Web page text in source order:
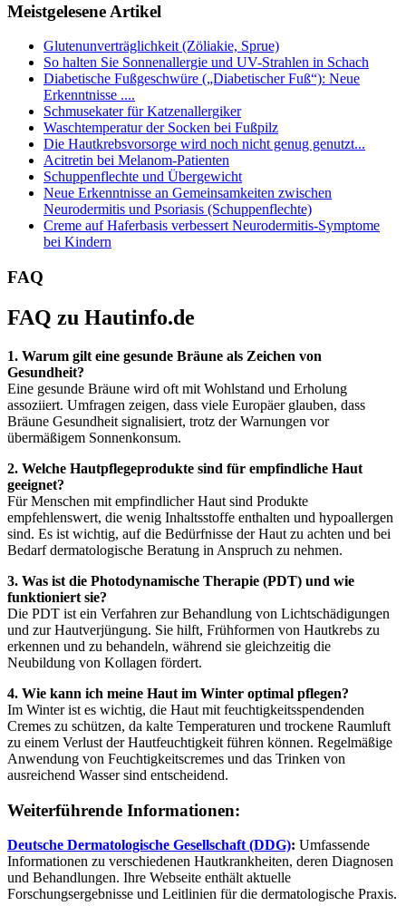
Meistgelesene Artikel
Glutenunverträglichkeit (Zöliakie, Sprue)
So halten Sie Sonnenallergie und UV-Strahlen in Schach
Diabetische Fußgeschwüre („Diabetischer Fuß“): Neue
Erkenntnisse ....
Schmusekater für Katzenallergiker
Waschtemperatur der Socken bei Fußpilz
Die Hautkrebsvorsorge wird noch nicht genug genutzt...
Acitretin bei Melanom-Patienten
Schuppenflechte und Übergewicht
Neue Erkenntnisse an Gemeinsamkeiten zwischen
Neurodermitis und Psoriasis (Schuppenflechte)
Creme auf Haferbasis verbessert Neurodermitis-Symptome
bei Kindern
FAQ
FAQ zu Hautinfo.de
1. Warum gilt eine gesunde Bräune als Zeichen von
Gesundheit?
Eine gesunde Bräune wird oft mit Wohlstand und Erholung
assoziiert. Umfragen zeigen, dass viele Europäer glauben, dass
Bräune Gesundheit signalisiert, trotz der Warnungen vor
übermäßigem Sonnenkonsum.
2. Welche Hautpflegeprodukte sind für empfindliche Haut
geeignet?
Für Menschen mit empfindlicher Haut sind Produkte
empfehlenswert, die wenig Inhaltsstoffe enthalten und hypoallergen
sind. Es ist wichtig, auf die Bedürfnisse der Haut zu achten und bei
Bedarf dermatologische Beratung in Anspruch zu nehmen.
3. Was ist die Photodynamische Therapie (PDT) und wie
funktioniert sie?
Die PDT ist ein Verfahren zur Behandlung von Lichtschädigungen
und zur Hautverjüngung. Sie hilft, Frühformen von Hautkrebs zu
erkennen und zu behandeln, während sie gleichzeitig die
Neubildung von Kollagen fördert.
4. Wie kann ich meine Haut im Winter optimal pflegen?
Im Winter ist es wichtig, die Haut mit feuchtigkeitsspendenden
Cremes zu schützen, da kalte Temperaturen und trockene Raumluft
zu einem Verlust der Hautfeuchtigkeit führen können. Regelmäßige
Anwendung von Feuchtigkeitscremes und das Trinken von
ausreichend Wasser sind entscheidend.
Weiterführende Informationen:
Deutsche Dermatologische Gesellschaft (DDG): Umfassende
Informationen zu verschiedenen Hautkrankheiten, deren Diagnosen
und Behandlungen. Ihre Webseite enthält aktuelle
Forschungsergebnisse und Leitlinien für die dermatologische Praxis.